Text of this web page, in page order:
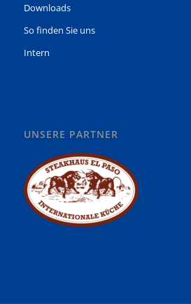
Downloads
So finden Sie uns
Intern
UNSERE PARTNER